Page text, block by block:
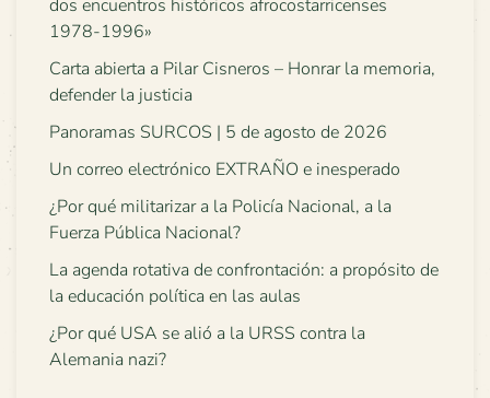
dos encuentros históricos afrocostarricenses
1978-1996»
Carta abierta a Pilar Cisneros – Honrar la memoria,
defender la justicia
Panoramas SURCOS | 5 de agosto de 2026
Un correo electrónico EXTRAÑO e inesperado
¿Por qué militarizar a la Policía Nacional, a la
Fuerza Pública Nacional?
La agenda rotativa de confrontación: a propósito de
la educación política en las aulas
¿Por qué USA se alió a la URSS contra la
Alemania nazi?